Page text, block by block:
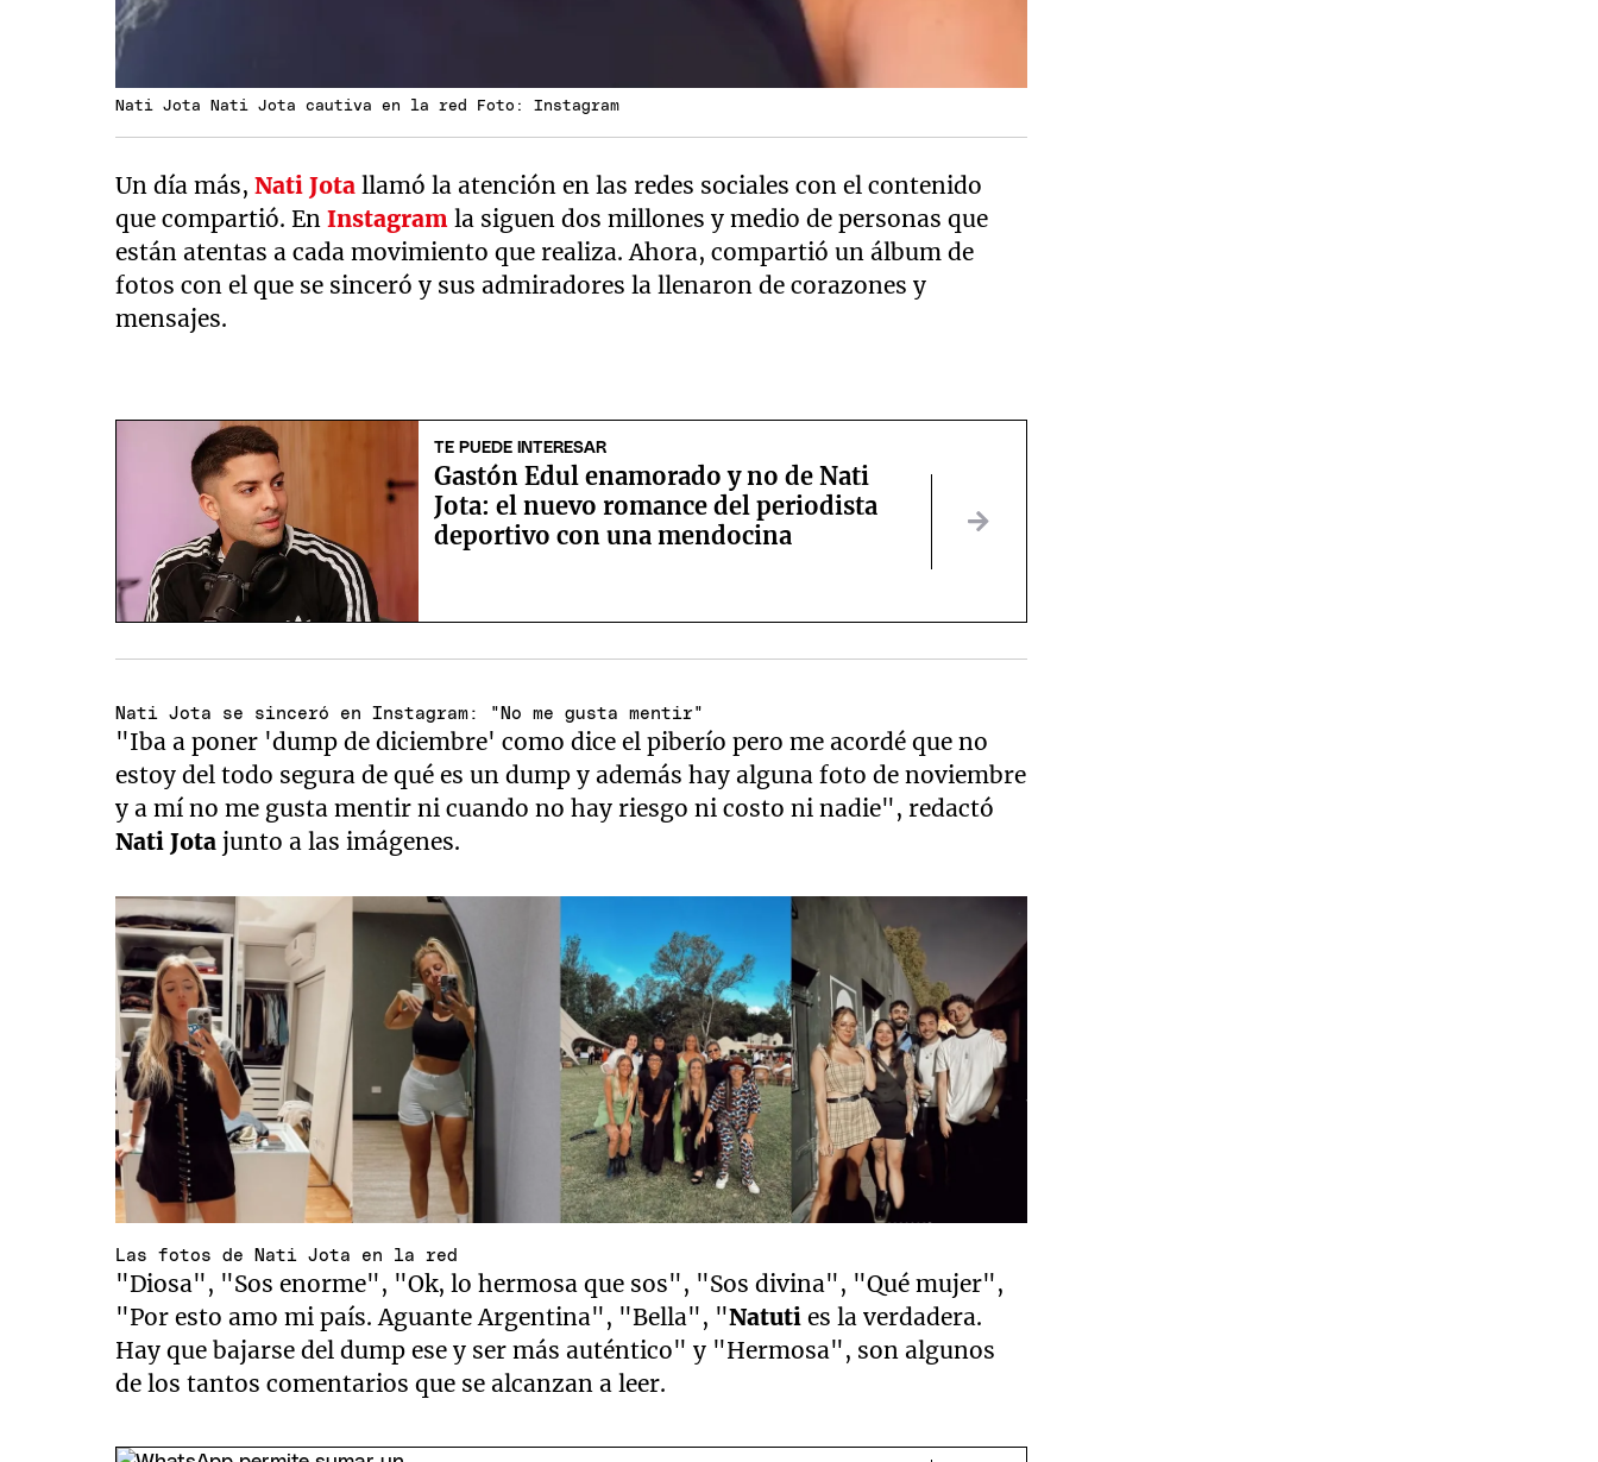
Nati Jota Nati Jota cautiva en la red Foto: Instagram
Un día más,Nati Jota llamó la atención en las redes sociales con el contenido
que compartió. EnInstagram la siguen dos millones y medio de personas que
están atentas a cada movimiento que realiza. Ahora, compartió un álbum de
fotos con el que se sinceró y sus admiradores la llenaron de corazones y
mensajes.
TE PUEDE INTERESAR
Gastón Edul enamorado y no de Nati
Jota: el nuevo romance del periodista
deportivo con una mendocina
Nati Jota se sinceró en Instagram: "No me gusta mentir"
"Iba a poner 'dump de diciembre' como dice el piberío pero me acordé que no
estoy del todo segura de qué es un dump y además hay alguna foto de noviembre
y a mí no me gusta mentir ni cuando no hay riesgo ni costo ni nadie", redactó
Nati Jotajunto a las imágenes.
Las fotos de Nati Jota en la red
"Diosa", "Sos enorme", "Ok, lo hermosa que sos", "Sos divina", "Qué mujer",
"Por esto amo mi país. Aguante Argentina", "Bella", "Natuties la verdadera.
Hay que bajarse del dump ese y ser más auténtico" y "Hermosa", son algunos
de los tantos comentarios que se alcanzan a leer.